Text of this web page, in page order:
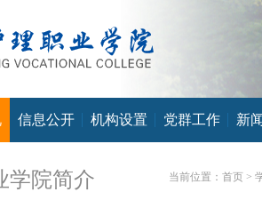
信息公开 机构设置 党群工作 新
学院简介 当前位置： 首页>